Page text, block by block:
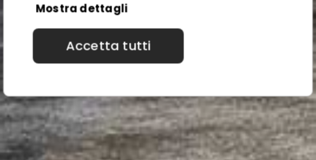
Mostra dettagli
Accetta tutti